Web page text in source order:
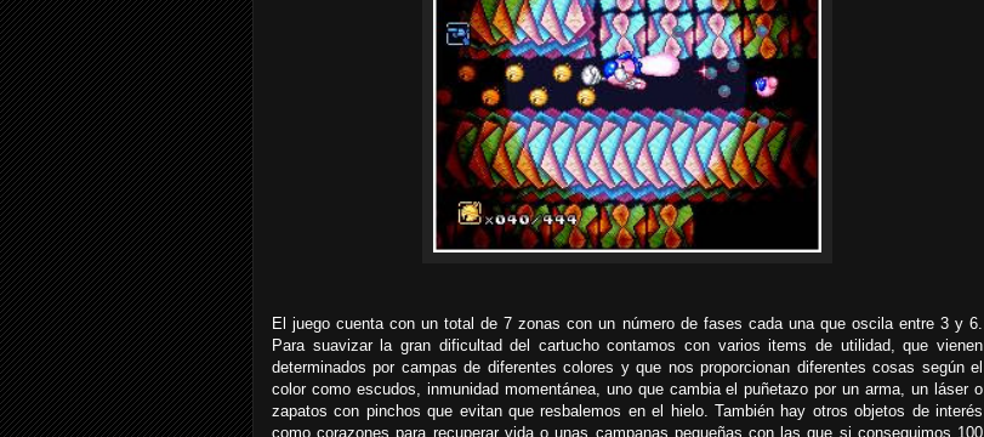
El juego cuenta con un total de 7 zonas con un número de fases cada una que oscila entre 3 y 6.
Para suavizar la gran dificultad del cartucho contamos con varios items de utilidad, que vienen
determinados por campas de diferentes colores y que nos proporcionan diferentes cosas según el
color como escudos, inmunidad momentánea, uno que cambia el puñetazo por un arma, un láser o
zapatos con pinchos que evitan que resbalemos en el hielo. También hay otros objetos de interés
como corazones para recuperar vida o unas campanas pequeñas con las que si conseguimos 100